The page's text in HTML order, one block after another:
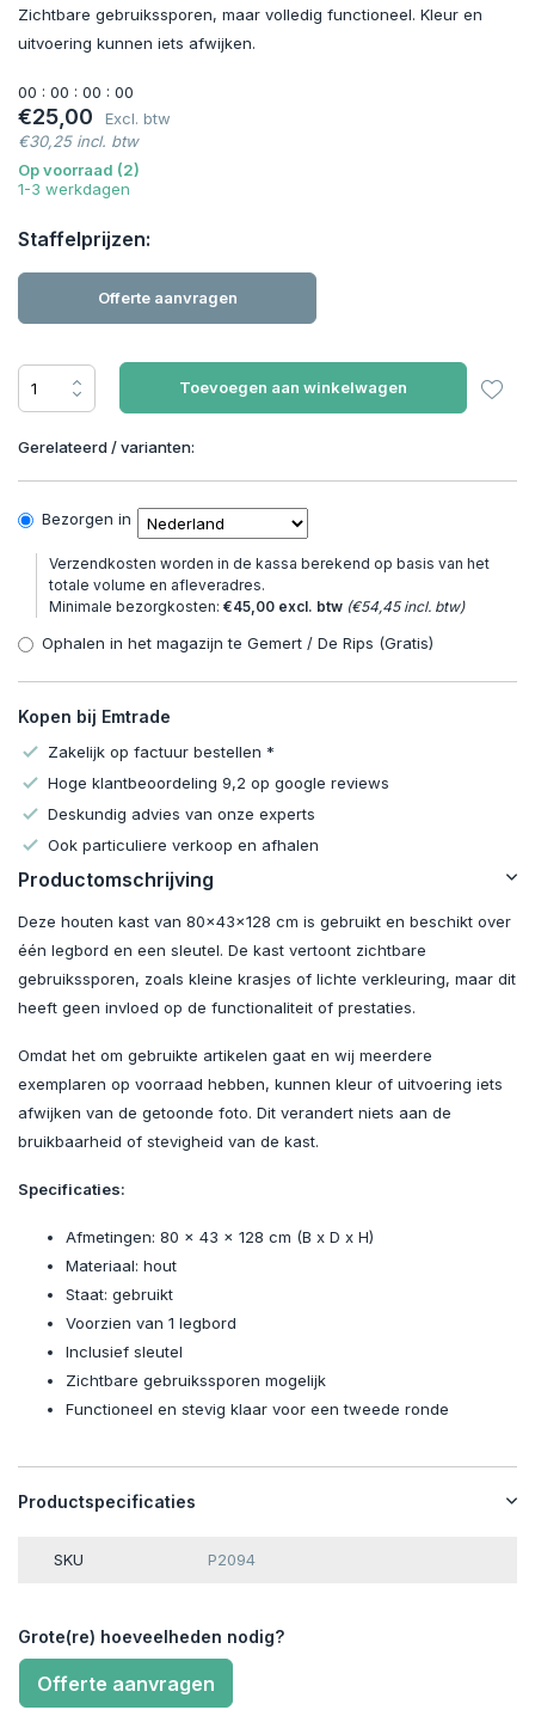
Zichtbare gebruikssporen, maar volledig functioneel. Kleur en
uitvoering kunnen iets afwijken.
00 : 00 : 00 : 00
€25,00
Excl. btw
€30,25 incl. btw
Op voorraad (2)
1-3 werkdagen
Staffelprijzen:
Offerte aanvragen
Toevoegen aan winkelwagen
Gerelateerd / varianten:
Bezorgen in
Verzendkosten worden in de kassa berekend op basis van het
totale volume en afleveradres.
Minimale bezorgkosten: €45,00 excl. btw (€54,45 incl. btw)
Ophalen in het magazijn te Gemert / De Rips (Gratis)
Kopen bij Emtrade
Zakelijk op factuur bestellen *
Hoge klantbeoordeling 9,2 op google reviews
Deskundig advies van onze experts
Ook particuliere verkoop en afhalen
Productomschrijving
Deze houten kast van 80x43x128 cm is gebruikt en beschikt over
één legbord en een sleutel. De kast vertoont zichtbare
gebruikssporen, zoals kleine krasjes of lichte verkleuring, maar dit
heeft geen invloed op de functionaliteit of prestaties.
Omdat het om gebruikte artikelen gaat en wij meerdere
exemplaren op voorraad hebben, kunnen kleur of uitvoering iets
afwijken van de getoonde foto. Dit verandert niets aan de
bruikbaarheid of stevigheid van de kast.
Specificaties:
Afmetingen: 80 x 43 x 128 cm (B x D x H)
Materiaal: hout
Staat: gebruikt
Voorzien van 1 legbord
Inclusief sleutel
Zichtbare gebruikssporen mogelijk
Functioneel en stevig klaar voor een tweede ronde
Productspecificaties
SKU P2094
Grote(re) hoeveelheden nodig?
Offerte aanvragen